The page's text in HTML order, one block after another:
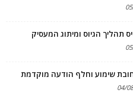
שימוע וחלף הודעה מוקדמת
04/